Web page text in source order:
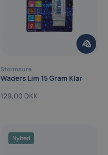
Stormsure
Waders Lim 15 Gram Klar
129,00 DKK
Nyhed